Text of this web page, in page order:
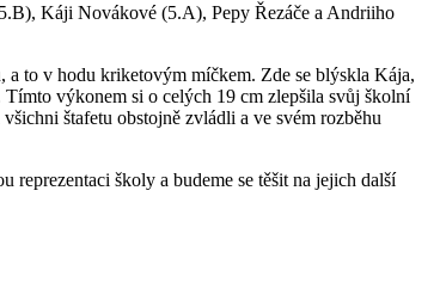
Káji Novákové (5.A), Pepy Řezáče a Andriiho
a to v hodu kriketovým míčkem. Zde se blýskla Kája,
výkonem si o celých 19 cm zlepšila svůj školní
štafetu obstojně zvládli a ve svém rozběhu
školy a budeme se těšit na jejich další